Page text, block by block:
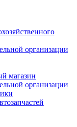
организации
магазин
организации